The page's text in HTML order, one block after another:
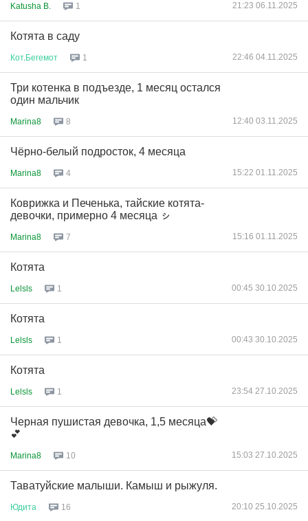
Katusha B. 1 21:23 06.11.2025
Котята в саду
Кот. Бегемот 1 22:46 04.11.2025
Три котенка в подъезде, 1 месяц остался
один мальчик
Marina8 8 12:40 03.11.2025
Чёрно-белый подросток, 4 месяца
Marina8 4 15:22 01.11.2025
Коврижка и Печенька, тайские котята-
девочки, примерно 4 месяца ㇱ
Marina8 7 15:16 01.11.2025
Котята
Lelsls 1 00:45 30.10.2025
Котята
Lelsls 1 00:43 30.10.2025
Котята
Lelsls 1 23:54 27.10.2025
Черная пушистая девочка, 1,5 месяца💝
💕
Marina8 10 15:03 27.10.2025
Таватуйские малыши. Камыш и рыжуля.
Юдита 16 20:10 25.10.2025